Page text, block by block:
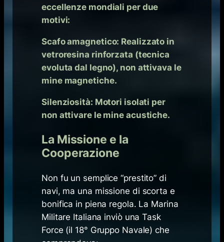
eccellenze mondiali per due
motivi:
Scafo amagnetico: Realizzato in
vetroresina rinforzata (tecnica
evoluta dal legno), non attivava le
mine magnetiche.
Silenziosità: Motori isolati per
non attivare le mine acustiche.
La Missione e la
Cooperazione
Non fu un semplice “prestito” di
navi, ma una missione di scorta e
bonifica in piena regola. La Marina
Militare Italiana inviò una Task
Force (il 18° Gruppo Navale) che